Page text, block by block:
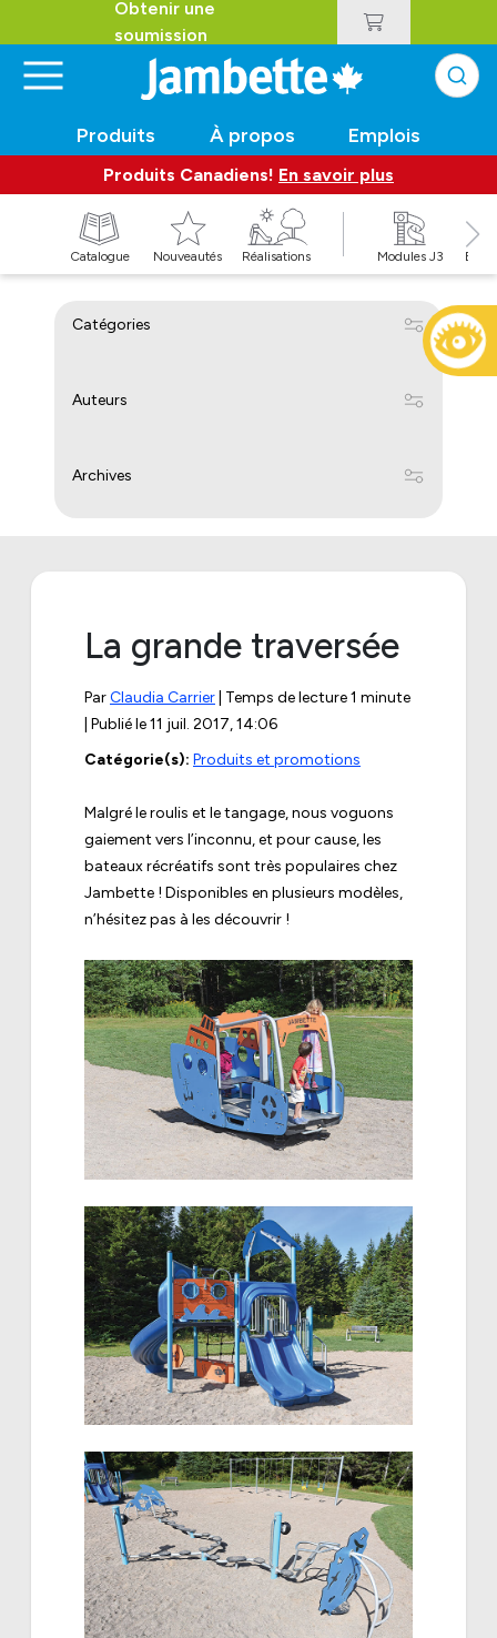
Obtenir une
soumission
Produits À propos Emplois
Produits Canadiens! En savoir plus
Catalogue Nouveautés Réalisations Modules J3
Catégories
Auteurs
Archives
La grande traversée
ParClaudia Carrier | Temps de lecture 1 minute
| Publié le11 juil. 2017, 14:06
Catégorie(s): Produits et promotions
Malgré le roulis et le tangage, nous voguons
gaiement vers l’inconnu, et pour cause, les
bateaux récréatifs sont très populaires chez
Jambette ! Disponibles en plusieurs modèles,
n’hésitez pas à les découvrir !